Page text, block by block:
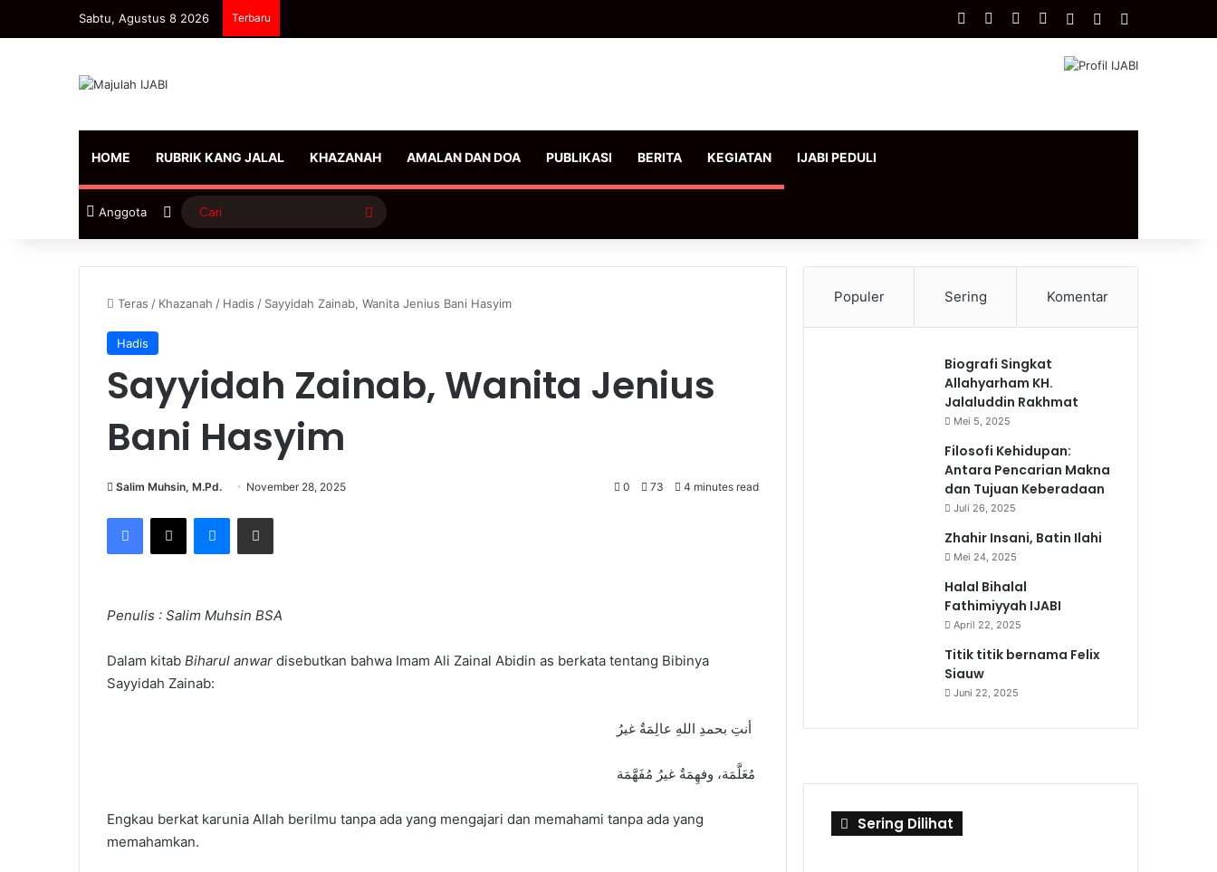
Sabtu, Agustus 8 2026 Terbaru Facebook YouTubeInstagram
Log InArtikel Acak
HOME RUBRIK KANG JALAL KHAZANAH AMALAN DAN DOA PUBLIKASI BERITA KEGIATAN IJABI PEDULI
Anggota Sidebar Cari
Teras / Khazanah / Hadis / Sayyidah Zainab, Wanita Jenius Bani Hasyim
Hadis
Sayyidah Zainab, Wanita Jenius
Bani Hasyim
Salim Muhsin, M.Pd. November 28, 2025 0 73 4 minutes read
Facebook
X Messenger
Share via Email
Penulis : Salim Muhsin BSA
Dalam kitab Biharul anwar disebutkan bahwa Imam Ali Zainal Abidin as berkata tentang Bibinya
Sayyidah Zainab:
Engkau berkat karunia Allah berilmu tanpa ada yang mengajari dan memahami tanpa ada yang
memahamkan.
Populer Sering Komentar
Biografi Singkat
Allahyarham KH.
Jalaluddin Rakhmat
Mei 5, 2025
Filosofi Kehidupan:
Antara Pencarian Makna
dan Tujuan Keberadaan
Juli 26, 2025
Zhahir Insani, Batin Ilahi
Mei 24, 2025
Halal Bihalal
Fathimiyyah IJABI
April 22, 2025
Titik titik bernama Felix
Siauw
Juni 22, 2025
Sering Dilihat